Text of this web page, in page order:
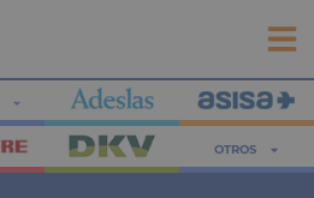
OTROS